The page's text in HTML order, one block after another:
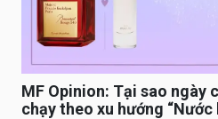
MF Opinion: Tại sao ngày
chạy theo xu hướng “Nước